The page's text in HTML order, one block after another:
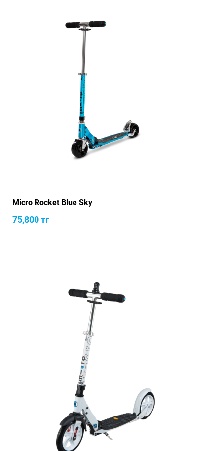
Micro Rocket Blue Sky
75,800тг